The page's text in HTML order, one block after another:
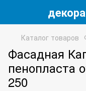
Каталог товаров
Фасадная
пенопласта
250